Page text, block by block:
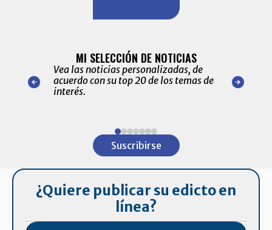
nuestro
para
MI SELECCIÓN DE NOTICIAS
Vea las noticias personalizadas, de
acuerdo con su top 20 de los temas de
interés.
de las
Suscribirse
¿Quiere publicar su edicto en
línea?